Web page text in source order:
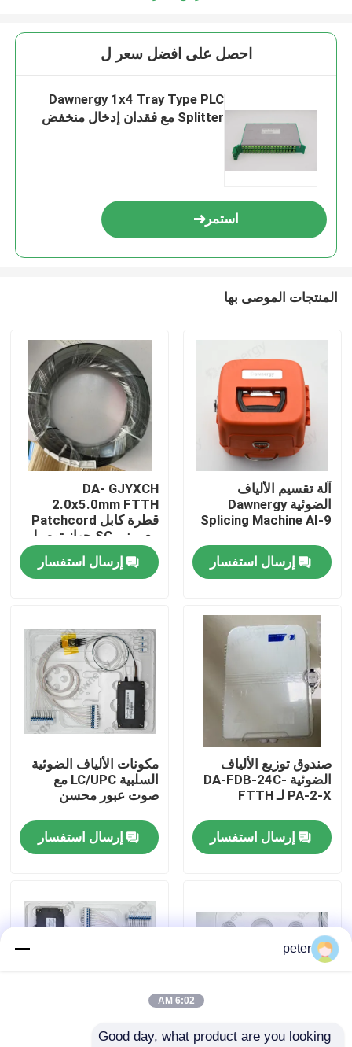
منتجات
أشرطة فيديو
معلومات عنا
جولة في المعمل
مراقبة الجودة
أخبار
اطلب اقتباس
احصل على افضل سعر ل
Dawnergy 1x4 Tray Type PLC
Splitter مع فقدان إدخال منخفض
استمر
المنتجات الموصى بها
آلة تقسيم الألياف
الضوئية Dawnergy
Splicing Machine AI-9
إرسال استفسار
DA- GJYXCH
2.0x5.0mm FTTH
قطرة كابل Patchcord
مع ميني SC جهاز توصيل
مضاد للماء والمتصل من
خلال الأنابيبإرسال استفسار
صندوق توزيع الألياف
الضوئية DA-FDB-24C-
PA-2-X لـ FTTH
إرسال استفسار
مكونات الألياف الضوئية
السلبية LC/UPC مع
صوت عبور محسن
إرسال استفسار
40CH G652D 0 ~ المكونات السلبية للألياف
peter
6:02 AM
Good day, what product are you looking